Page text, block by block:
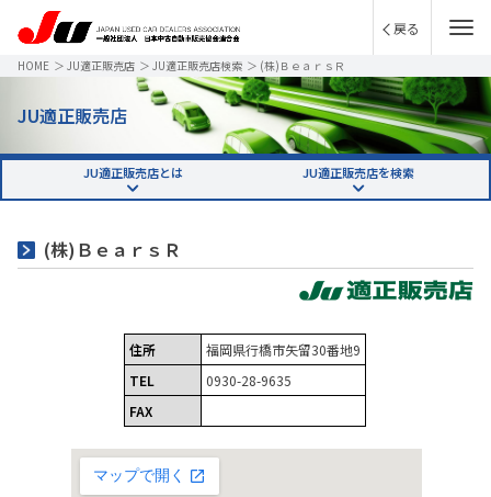
戻る
HOME ＞ JU適正販売店 ＞ JU適正販売店検索 ＞ (株)ＢｅａｒｓＲ
JU適正販売店
JU適正販売店とは JU適正販売店を検索
(株)ＢｅａｒｓＲ
住所
福岡県行橋市矢留30番地9
TEL
0930-28-9635
FAX